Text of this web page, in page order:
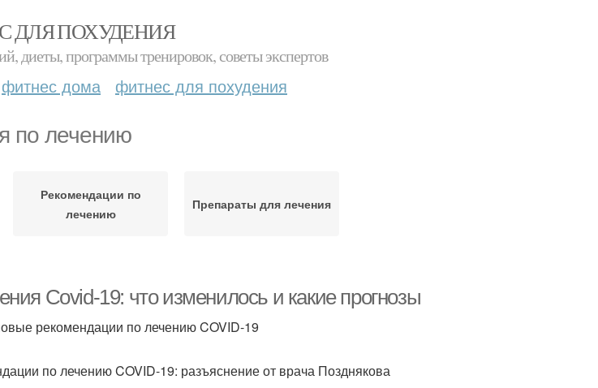
ДЛЯ ПОХУДЕНИЯ
диеты, программы тренировок, советы экспертов
фитнес дома фитнес для похудения
по лечению
Рекомендации по
лечению
Препараты для лечения
Covid-19: что изменилось и какие прогнозы
рекомендации по лечению COVID-19
по лечению COVID-19: разъяснение от врача Позднякова